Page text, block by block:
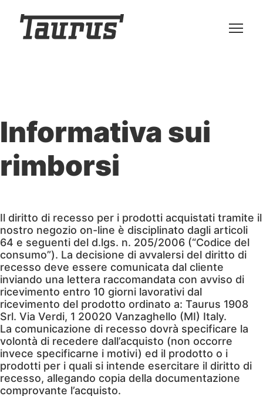
Informativa sui
rimborsi
Il diritto di recesso per i prodotti acquistati tramite il
nostro negozio on-line è disciplinato dagli articoli
64 e seguenti del d.lgs. n. 205/2006 (“Codice del
consumo”). La decisione di avvalersi del diritto di
recesso deve essere comunicata dal cliente
inviando una lettera raccomandata con avviso di
ricevimento entro 10 giorni lavorativi dal
ricevimento del prodotto ordinato a: Taurus 1908
Srl. Via Verdi, 1 20020 Vanzaghello (MI) Italy.
La comunicazione di recesso dovrà specificare la
volontà di recedere dall’acquisto (non occorre
invece specificarne i motivi) ed il prodotto o i
prodotti per i quali si intende esercitare il diritto di
recesso, allegando copia della documentazione
comprovante l’acquisto.